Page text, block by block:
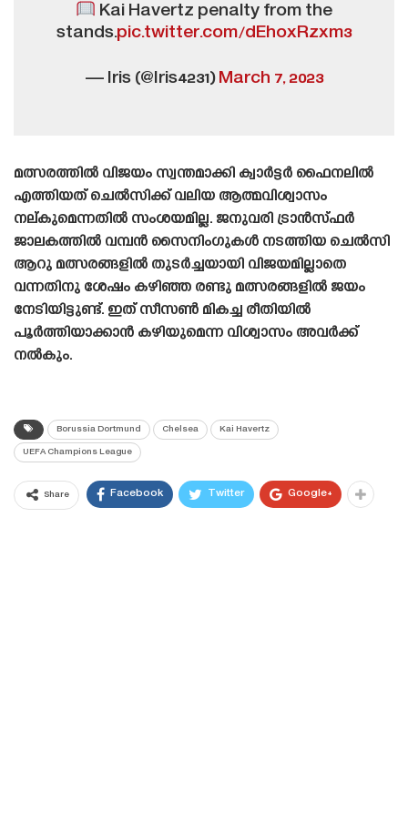
Kai Havertz penalty from the
stands.pic.twitter.com/dEhoxRzxm3
— Iris (@Iris4231)March 7, 2023
മത്സരത്തിൽ വിജയം സ്വന്തമാക്കി ക്വാർട്ടർ ഫൈനലിൽ
എത്തിയത് ചെൽസിക്ക് വലിയ ആത്മവിശ്വാസം
നല്കുമെന്നതിൽ സംശയമില്ല. ജനുവരി ട്രാൻസ്‌ഫർ
ജാലകത്തിൽ വമ്പൻ സൈനിംഗുകൾ നടത്തിയ ചെൽസി
ആറു മത്സരങ്ങളിൽ തുടർച്ചയായി വിജയമില്ലാതെ
വന്നതിനു ശേഷം കഴിഞ്ഞ രണ്ടു മത്സരങ്ങളിൽ ജയം
നേടിയിട്ടുണ്ട്. ഇത് സീസൺ മികച്ച രീതിയിൽ
പൂർത്തിയാക്കാൻ കഴിയുമെന്ന വിശ്വാസം അവർക്ക്
നൽകും.
Borussia Dortmund Chelsea Kai Havertz
UEFA Champions League
Share Facebook Twitter Google+